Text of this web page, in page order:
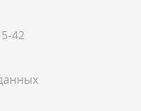
42